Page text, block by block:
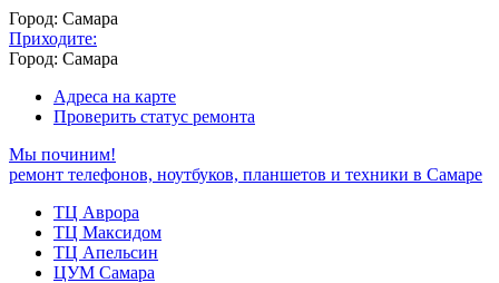
Город: Самара
Приходите:
Город: Самара
Адреса на карте
Проверить статус ремонта
Мы починим!
ремонт телефонов, ноутбуков, планшетов и техники в Самаре
ТЦ Аврора
ТЦ Максидом
ТЦ Апельсин
ЦУМ Самара